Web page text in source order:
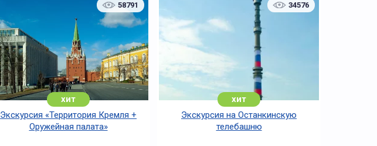
58791
хит
Экскурсия «Территория Кремля +
Оружейная палата»
34576
хит
Экскурсия на Останкинскую
телебашню